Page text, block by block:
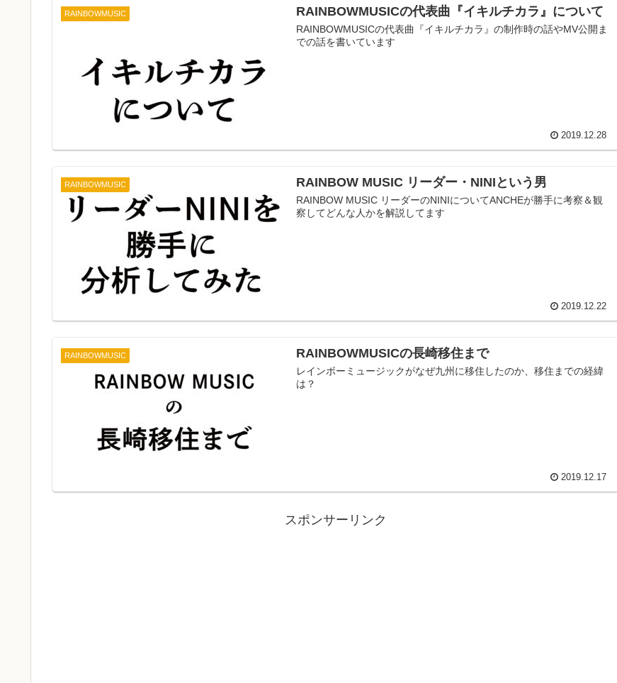
RAINBOWMUSIC RAINBOWMUSICの代表曲『イキルチカラ』について
RAINBOWMUSICの代表曲『イキルチカラ』の制作時の話やMV公開ま
での話を書いています
2019.12.28
RAINBOWMUSIC RAINBOW MUSIC リーダー・NINIという男
RAINBOW MUSIC リーダーのNINIについてANCHEが勝手に考察＆観
察してどんな人かを解説してます
2019.12.22
RAINBOWMUSIC RAINBOWMUSICの長崎移住まで
レインボーミュージックがなぜ九州に移住したのか、移住までの経緯
は？
2019.12.17
スポンサーリンク